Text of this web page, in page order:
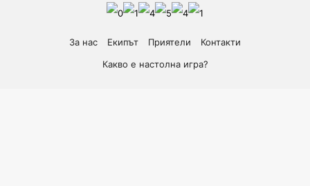
За нас Екипът Приятели
Контакти
Какво е настолна игра?